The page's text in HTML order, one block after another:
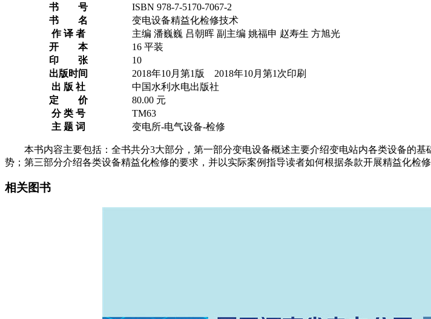
书 号 ISBN 978-7-5170-7067-2
书 名
变电设备精益化检修技术
作 译 者
主编 潘巍巍 吕朝晖 副主编 姚福申 赵寿生 方旭光
开 本
16 平装
印 张
10
出版时间
2018年10月第1版 2018年10月第1次印刷
出 版 社
中国水利水电出版社
定 价
80.00 元
分 类 号
TM63
主 题 词
变电所-电气设备-检修
本书内容主要包括：全书共分3大部分，第一部分变电设备概述主要介绍变电站内各类设备的基
势；第三部分介绍各类设备精益化检修的要求，并以实际案例指导读者如何根据条款开展精益化检修
相关图书